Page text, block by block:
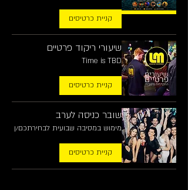
קניית כרטיסים
שיעורי ריקוד פרטיים
Time is TBD
קניית כרטיסים
שובר כניסה לערב
מימוש במסיבה שבועית לבחירתכם/ן
קניית כרטיסים